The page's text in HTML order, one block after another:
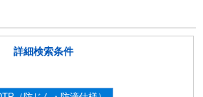
詳細検索条件